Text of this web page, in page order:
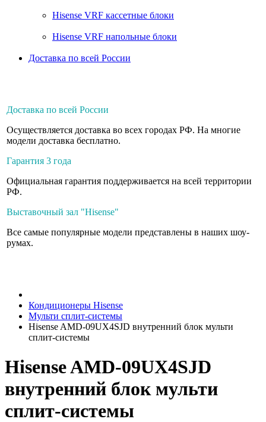
Hisense VRF кассетные блоки
Hisense VRF напольные блоки
Доставка по всей России
Доставка по всей России
Осуществляется доставка во всех городах РФ. На многие
модели доставка бесплатно.
Гарантия 3 года
Официальная гарантия поддерживается на всей территории
РФ.
Выставочный зал "Hisense"
Все самые популярные модели представлены в наших шоу-
румах.
Кондиционеры Hisense
Мульти сплит-системы
Hisense AMD-09UX4SJD внутренний блок мульти
сплит-системы
Hisense AMD-09UX4SJD
внутренний блок мульти
сплит-системы